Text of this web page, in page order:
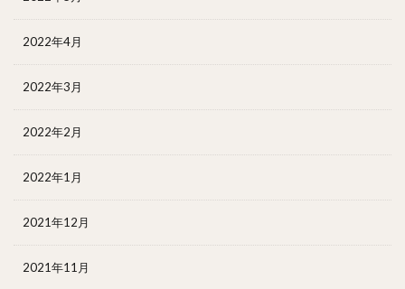
2022年4月
2022年3月
2022年2月
2022年1月
2021年12月
2021年11月